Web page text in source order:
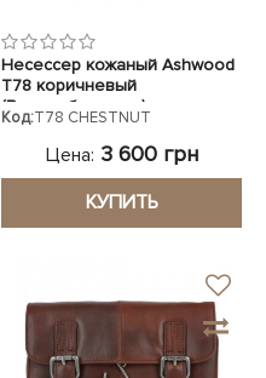
Несессер кожаный Ashwood
T78 коричневый
(Великобритания)
Код:T78 CHESTNUT
Цена: 3 600 грн
КУПИТЬ